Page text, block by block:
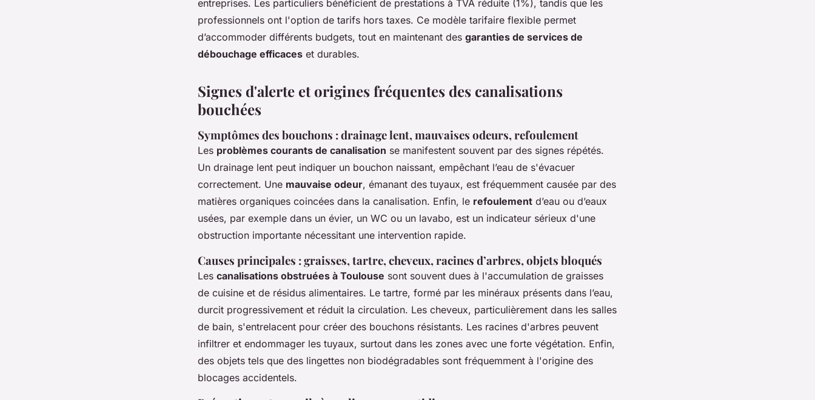
entreprises. Les particuliers bénéficient de prestations à TVA réduite (1%), tandis que les
professionnels ont l'option de tarifs hors taxes. Ce modèle tarifaire flexible permet
d’accommoder différents budgets, tout en maintenant des garanties de services de
débouchage efficaces et durables.
Signes d'alerte et origines fréquentes des canalisations
bouchées
Symptômes des bouchons : drainage lent, mauvaises odeurs, refoulement
Les problèmes courants de canalisation se manifestent souvent par des signes répétés.
Un drainage lent peut indiquer un bouchon naissant, empêchant l’eau de s'évacuer
correctement. Une mauvaise odeur, émanant des tuyaux, est fréquemment causée par des
matières organiques coincées dans la canalisation. Enfin, le refoulement d’eau ou d’eaux
usées, par exemple dans un évier, un WC ou un lavabo, est un indicateur sérieux d'une
obstruction importante nécessitant une intervention rapide.
Causes principales : graisses, tartre, cheveux, racines d’arbres, objets bloqués
Les canalisations obstruées à Toulouse sont souvent dues à l'accumulation de graisses
de cuisine et de résidus alimentaires. Le tartre, formé par les minéraux présents dans l’eau,
durcit progressivement et réduit la circulation. Les cheveux, particulièrement dans les salles
de bain, s'entrelacent pour créer des bouchons résistants. Les racines d'arbres peuvent
infiltrer et endommager les tuyaux, surtout dans les zones avec une forte végétation. Enfin,
des objets tels que des lingettes non biodégradables sont fréquemment à l'origine des
blocages accidentels.